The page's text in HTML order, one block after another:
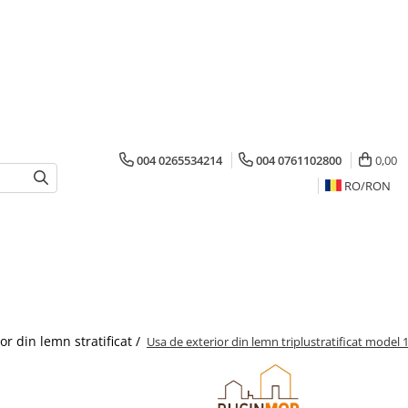
004 0265534214 004 0761102800
0,00
RO/RON
din lemn stratificat / Usa de exterior din lemn triplustratificat model